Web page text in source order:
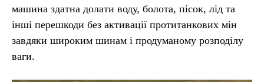
машина здатна долати воду, болота, пісок, лід та
інші перешкоди без активації протитанкових мін
завдяки широким шинам і продуманому розподілу
ваги.